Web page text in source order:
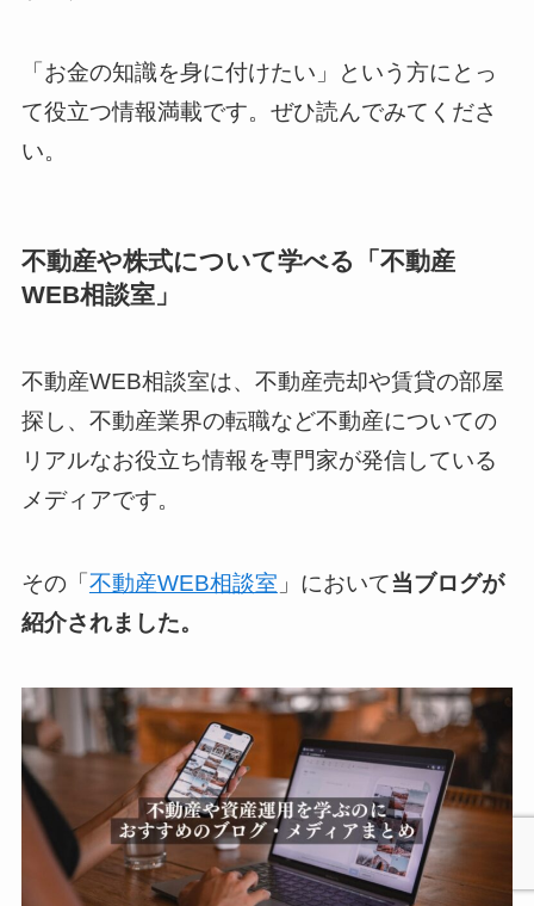
「お金の知識を身に付けたい」という方にとっ
て役立つ情報満載です。ぜひ読んでみてくださ
い。
不動産や株式について学べる「不動産
WEB相談室」
不動産WEB相談室は、不動産売却や賃貸の部屋
探し、不動産業界の転職など不動産についての
リアルなお役立ち情報を専門家が発信している
メディアです。
その「 不動産WEB相談室 」において当ブログが
紹介されました。